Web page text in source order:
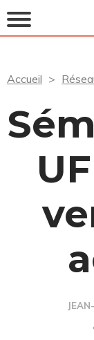
Accueil